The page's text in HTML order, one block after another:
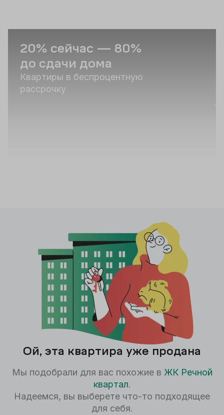
20% сейчас — 80%
до сдачи дома
Квартиры в беспроцентную
рассрочку
Ой, эта квартира уже продана
Мы подобрали для вас похожие в ЖК Речной
квартал.
Надеемся, вы выберете что-то подходящее
для себя.